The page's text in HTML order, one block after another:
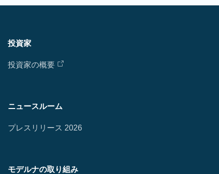
投資家
投資家の概要
ニュースルーム
プレスリリース 2026
モデルナの取り組み